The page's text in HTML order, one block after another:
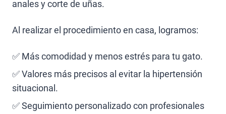
anales y corte de uñas.
Al realizar el procedimiento en casa, logramos:
✅ Más comodidad y menos estrés para tu gato.
✅Valores más precisos al evitar la hipertensión
situacional.
✅ Seguimiento personalizado con profesionales